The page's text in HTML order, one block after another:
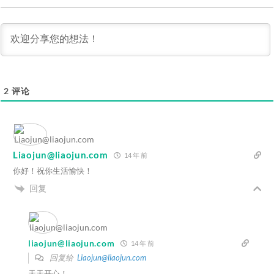
2 评论
Liaojun@liaojun.com 14 年 前
你好！祝你生活愉快！
回复
liaojun@liaojun.com 14 年 前
回复给 Liaojun@liaojun.com